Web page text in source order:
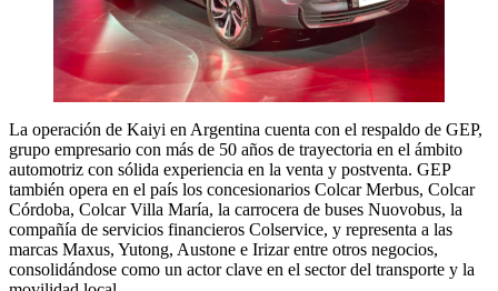
La operación de Kaiyi en Argentina cuenta con el respaldo de GEP,
grupo empresario con más de 50 años de trayectoria en el ámbito
automotriz con sólida experiencia en la venta y postventa. GEP
también opera en el país los concesionarios Colcar Merbus, Colcar
Córdoba, Colcar Villa María, la carrocera de buses Nuovobus, la
compañía de servicios financieros Colservice, y representa a las
marcas Maxus, Yutong, Austone e Irizar entre otros negocios,
consolidándose como un actor clave en el sector del transporte y la